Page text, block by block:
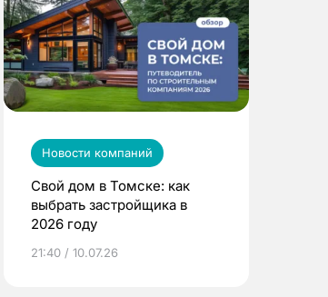
Новости компаний
Свой дом в Томске: как
выбрать застройщика в
2026 году
21:40 / 10.07.26